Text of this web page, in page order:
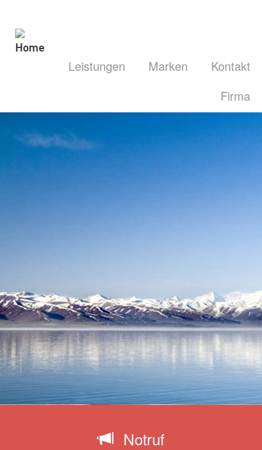
Kontakt
Marken
Leistungen
Firma
Notruf